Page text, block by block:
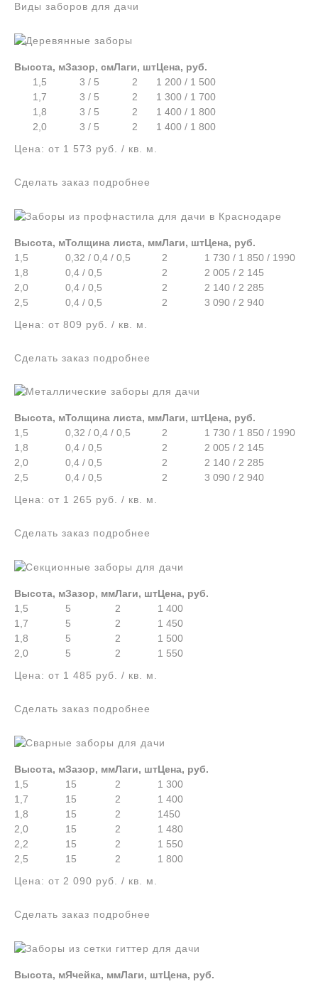
Виды заборов для дачи
Высота, мЗазор, смЛаги, штЦена, руб.
1,5
3 / 5 2
1 200 / 1 500
1,7
3 / 5 2
1 300 / 1 700
1,8
3 / 5 2
1 400 / 1 800
2,0
3 / 5 2
1 400 / 1 800
Цена: от 1 573 руб. / кв. м.
Сделать заказ подробнее
Высота, мТолщина листа, ммЛаги, штЦена, руб.
1,5
0,32 / 0,4 / 0,5 2
1 730 / 1 850 / 1990
1,8
0,4 / 0,5 2
2 005 / 2 145
2,0
0,4 / 0,5 2
2 140 / 2 285
2,5
0,4 / 0,5 2
3 090 / 2 940
Цена: от 809 руб. / кв. м.
Сделать заказ подробнее
Высота, мТолщина листа, ммЛаги, штЦена, руб.
1,5
0,32 / 0,4 / 0,5 2
1 730 / 1 850 / 1990
1,8
0,4 / 0,5 2
2 005 / 2 145
2,0
0,4 / 0,5 2
2 140 / 2 285
2,5
0,4 / 0,5 2
3 090 / 2 940
Цена: от 1 265 руб. / кв. м.
Сделать заказ подробнее
Высота, мЗазор, ммЛаги, штЦена, руб.
1,5
5 2
1 400
1,7
5 2
1 450
1,8
5 2
1 500
2,0
5 2
1 550
Цена: от 1 485 руб. / кв. м.
Сделать заказ подробнее
Высота, мЗазор, ммЛаги, штЦена, руб.
1,5
15 2
1 300
1,7
15 2
1 400
1,8
15 2
1450
2,0
15 2
1 480
2,2
15 2
1 550
2,5
15 2
1 800
Цена: от 2 090 руб. / кв. м.
Сделать заказ подробнее
Высота, мЯчейка, ммЛаги, штЦена, руб.